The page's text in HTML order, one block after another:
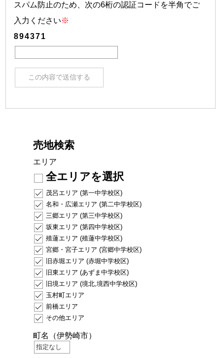
スパム防止のため、次の6桁の認証コードを半角でご
入力ください※
894371
売地検索
エリア
全エリアを選択
茂呂エリア (第一中学校区)
名和・広瀬エリア (第二中学校区)
三郷エリア (第三中学校区)
坂東エリア (第四中学校区)
殖蓮エリア (殖蓮中学校区)
宮郷・宮子エリア (宮郷中学校区)
旧赤堀エリア (赤堀中学校区)
旧東エリア (あずま中学校区)
旧境エリア (境北,境西中学校区)
玉村町エリア
前橋エリア
その他エリア
町名 （伊勢崎市）